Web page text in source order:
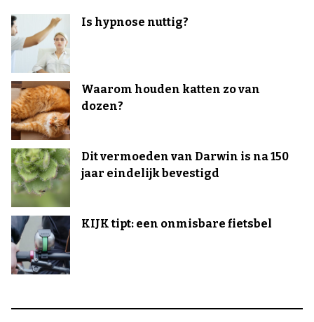
Is hypnose nuttig?
Waarom houden katten zo van
dozen?
Dit vermoeden van Darwin is na 150
jaar eindelijk bevestigd
KIJK tipt: een onmisbare fietsbel